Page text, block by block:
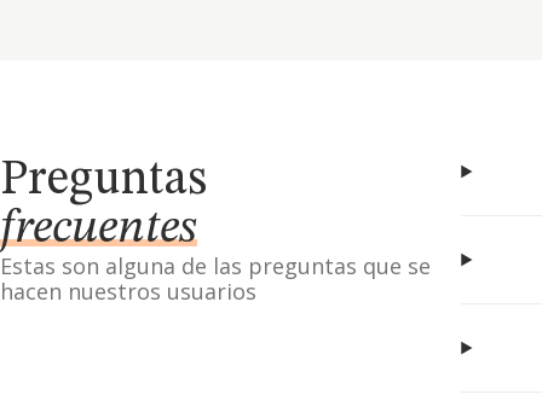
Preguntas
frecuentes
Estas son alguna de las preguntas que se
hacen nuestros usuarios